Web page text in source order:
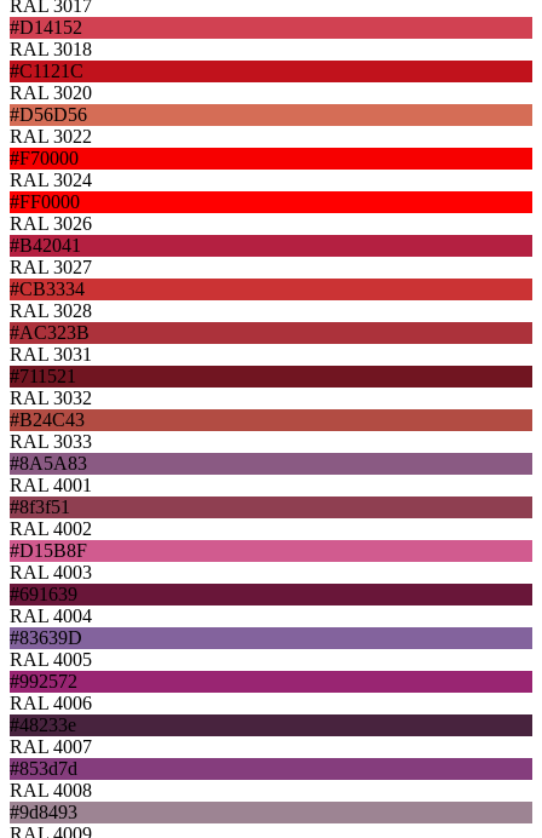
RAL 3017
#D14152
RAL 3018
#C1121C
RAL 3020
#D56D56
RAL 3022
#F70000
RAL 3024
#FF0000
RAL 3026
#B42041
RAL 3027
#CB3334
RAL 3028
#AC323B
RAL 3031
#711521
RAL 3032
#B24C43
RAL 3033
#8A5A83
RAL 4001
#8f3f51
RAL 4002
#D15B8F
RAL 4003
#691639
RAL 4004
#83639D
RAL 4005
#992572
RAL 4006
#48233e
RAL 4007
#853d7d
RAL 4008
#9d8493
RAL 4009